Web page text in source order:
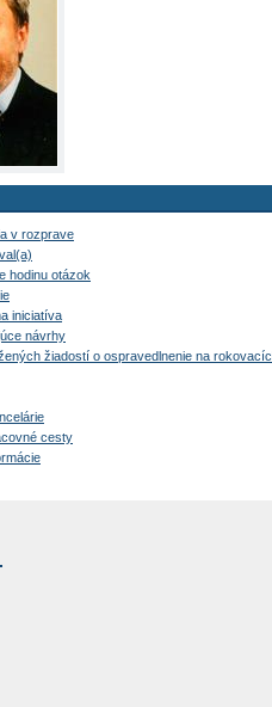
v rozprave
hodinu otázok
iniciatíva
návrhy
žiadostí o ospravedlnenie na
cesty